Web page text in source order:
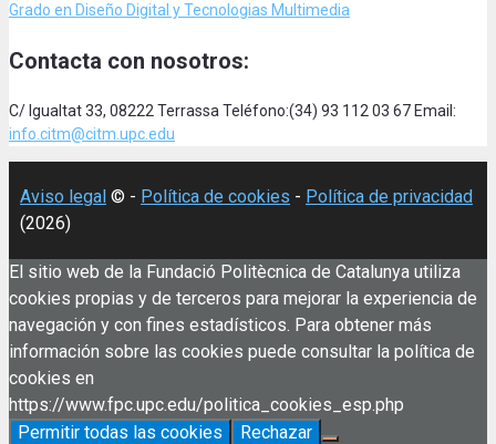
Grado en Diseño Digital y Tecnologias Multimedia
Contacta con nosotros:
C/ Igualtat 33, 08222 Terrassa Teléfono:(34) 93 112 03 67 Email:
info.citm@citm.upc.edu
Aviso legal © - Política de cookies - Política de privacidad
(2026)
El sitio web de la Fundació Politècnica de Catalunya utiliza
cookies propias y de terceros para mejorar la experiencia de
navegación y con fines estadísticos. Para obtener más
información sobre las cookies puede consultar la política de
cookies en
https://www.fpc.upc.edu/politica_cookies_esp.php
Permitir todas las cookies
Rechazar